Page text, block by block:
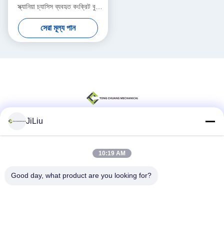
স্ক্যানিয়া চ্যাসিস ব্যবহৃত কংক্রিট বুম
পাম্প
সেরা মূল্য পান
JiLiu
10:19 AM
Good day, what product are you looking for?